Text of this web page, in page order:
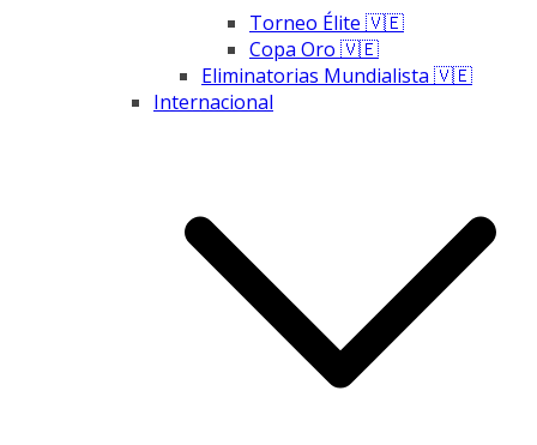
Torneo Élite 🇻🇪
Copa Oro 🇻🇪
Eliminatorias Mundialista 🇻🇪
Internacional